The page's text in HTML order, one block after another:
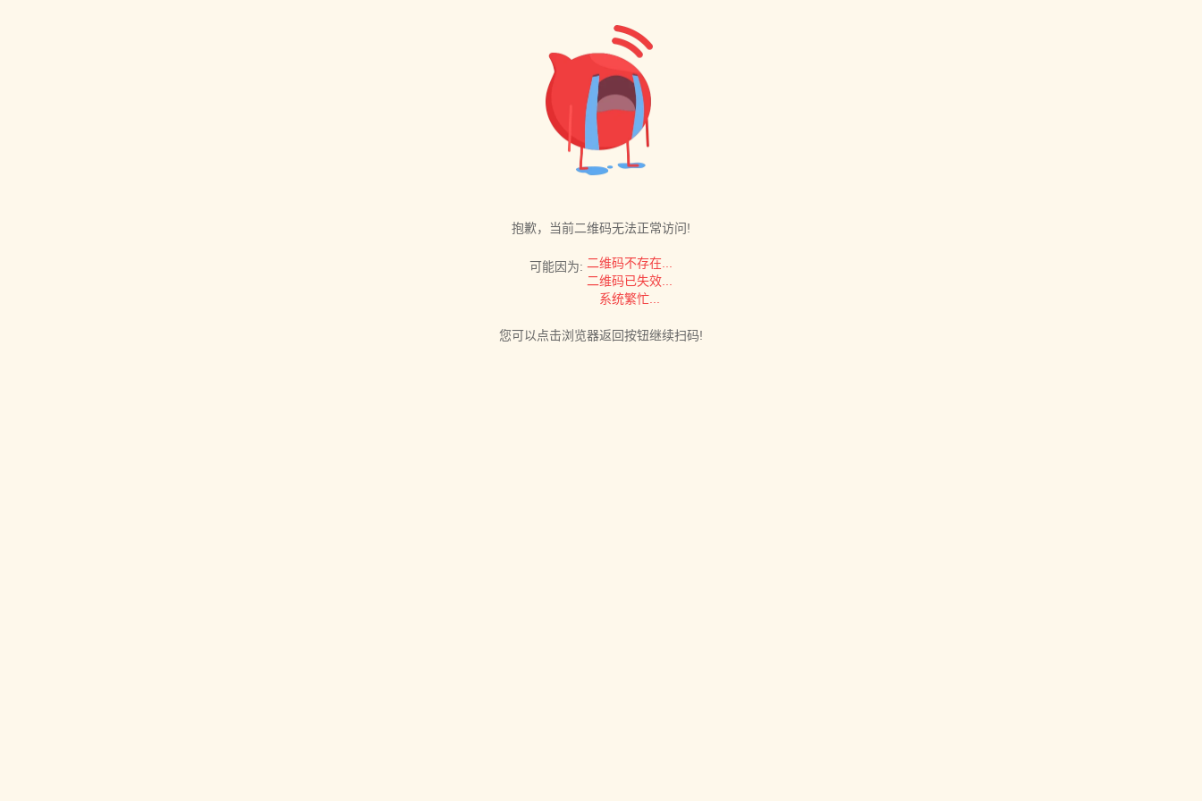
抱歉，当前二维码无法正常访问!
可能因为: 二维码不存在...
二维码已失效...
系统繁忙...
您可以点击浏览器返回按钮继续扫码!